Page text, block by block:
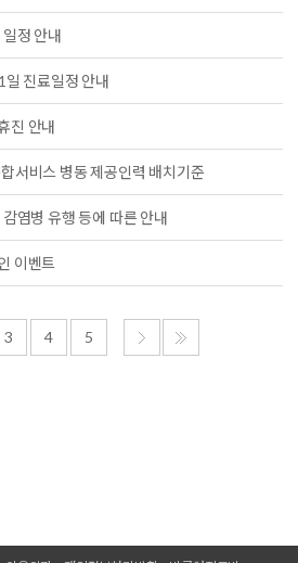
정 안내
진료일정 안내
진 안내
서비스 병동 제공인력 배치기준
염병 유행 등에 따른 안내
이벤트
3 4 5